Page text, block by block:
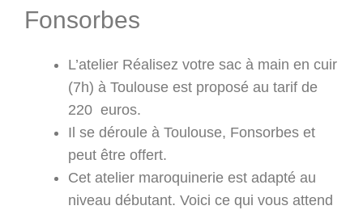
Fonsorbes
L’atelier Réalisez votre sac à main en cuir
(7h) à Toulouse est proposé au tarif de
220 euros.
Il se déroule à Toulouse, Fonsorbes et
peut être offert.
Cet atelier maroquinerie est adapté au
niveau débutant. Voici ce qui vous attend